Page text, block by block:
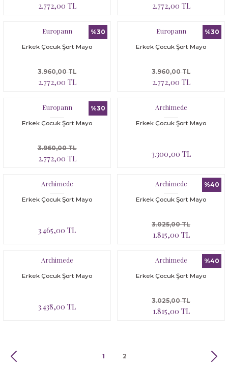
2.772,00 TL 2.772,00 TL
%30
Europann
Erkek Çocuk Şort Mayo
2.772,00 TL
3.960,00 TL
%30
Europann
Erkek Çocuk Şort Mayo
2.772,00 TL
3.960,00 TL
%30
Europann
Erkek Çocuk Şort Mayo
2.772,00 TL
3.960,00 TL
Archimede
Erkek Çocuk Şort Mayo
3.300,00 TL
Archimede
Erkek Çocuk Şort Mayo
3.465,00 TL
%40
Archimede
Erkek Çocuk Şort Mayo
1.815,00 TL
3.025,00 TL
Archimede
Erkek Çocuk Şort Mayo
3.438,00 TL
%40
Archimede
Erkek Çocuk Şort Mayo
1.815,00 TL
3.025,00 TL
1 2